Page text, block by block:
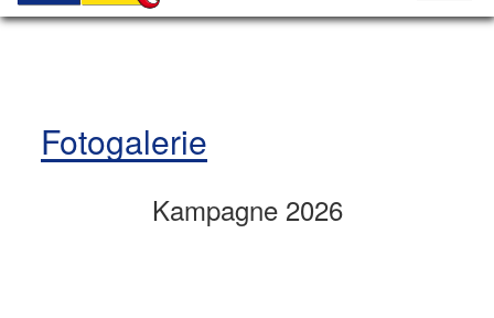
Fotogalerie
Kampagne 2026